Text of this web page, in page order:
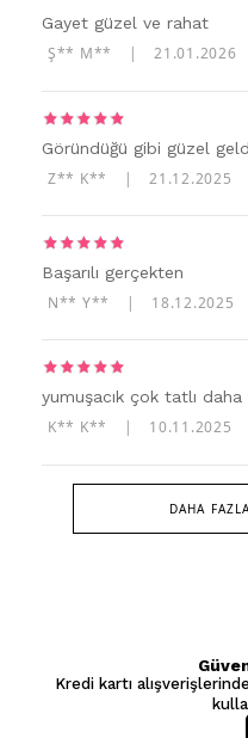
Gayet güzel ve rahat
Ş** M** 21.01.2026
Göründüğü gibi güzel
Z** K** | 21.12.2025
Başarılı gerçekten
N** Y** | 18.12.2025
yumuşacık çok tatlı
K** K** | 10.11.2025
DAHA
Kredi kartı